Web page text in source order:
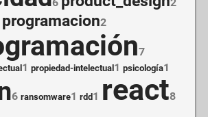
programacion2
7
1 propiedad-intelectual 1 psicología1
6 ransomware1 rdd 1 react8